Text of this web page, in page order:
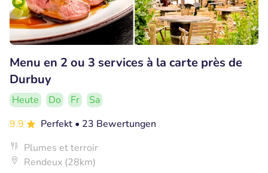
Menu en 2 ou 3 services à la carte près de
Durbuy
Heute Do Fr
Sa
9.9
Perfekt • 23 Bewertungen
Plumes et terroir
Rendeux (28km)